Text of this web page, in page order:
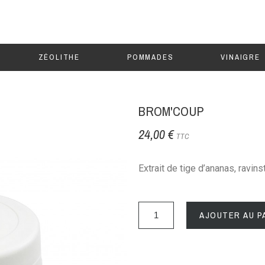
ZÉOLITHE POMMADES VINAIGRE
BROM'COUP
24,00 € TTC
Extrait de tige d’ananas,
AJOUTER AU